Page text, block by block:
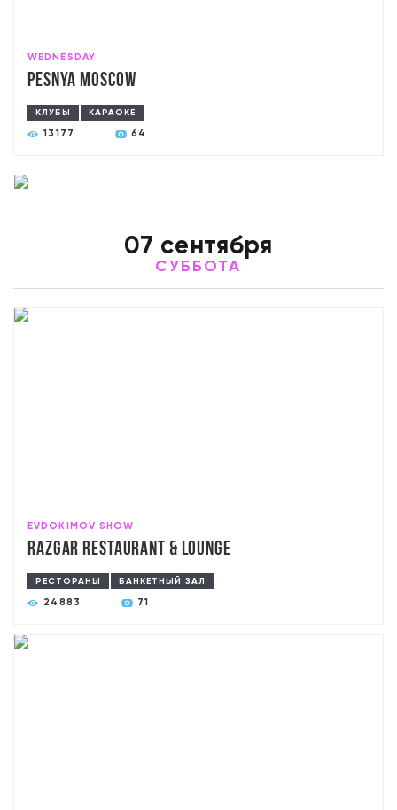
WEDNESDAY
Pesnya Moscow
КЛУБЫ КАРАОКЕ
13177 64
07 сентября
СУББОТА
EVDOKIMOV SHOW
RAZGAR Restaurant & Lounge
РЕСТОРАНЫ БАНКЕТНЫЙ ЗАЛ
24883 71